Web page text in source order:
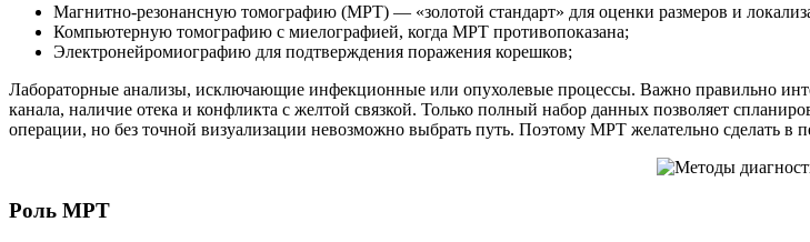
Магнитно-резонансную томографию (МРТ) — «золотой стандарт» для оценки размеров и
Компьютерную томографию с миелографией, когда МРТ противопоказана;
Электронейромиографию для подтверждения поражения корешков;
Лабораторные анализы, исключающие инфекционные или опухолевые процессы. Важно правильно
канала, наличие отека и конфликта с желтой связкой. Только полный набор данных позволяет
операции, но без точной визуализации невозможно выбрать путь. Поэтому МРТ желательно сделать в
Роль МРТ